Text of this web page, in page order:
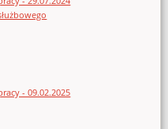
- 09.02.2025